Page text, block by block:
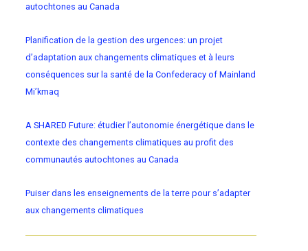
autochtones au Canada
Planification de la gestion des urgences: un projet
d’adaptation aux changements climatiques et à leurs
conséquences sur la santé de la Confederacy of Mainland
Mi’kmaq
A SHARED Future: étudier l’autonomie énergétique dans le
contexte des changements climatiques au profit des
communautés autochtones au Canada
Puiser dans les enseignements de la terre pour s’adapter
aux changements climatiques